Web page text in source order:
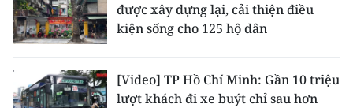
được xây dựng lại, cải thiện điều
kiện sống cho 125 hộ dân
[Video] TP Hồ Chí Minh: Gần 10 triệu
lượt khách đi xe buýt chỉ sau hơn